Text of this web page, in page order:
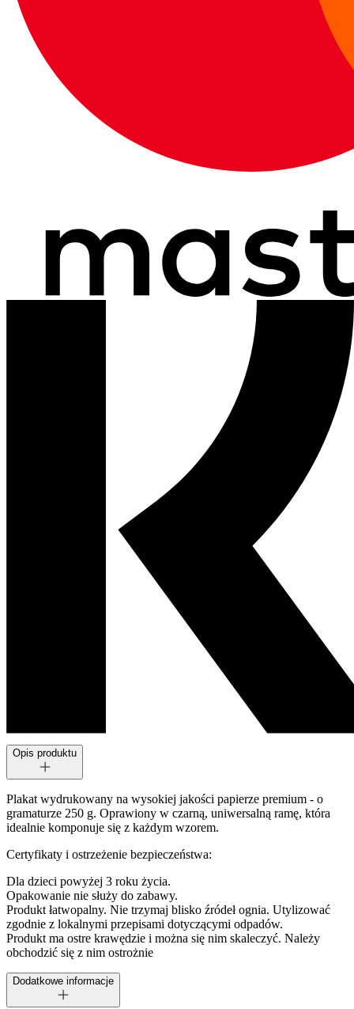
Opis produktu
Plakat wydrukowany na wysokiej jakości papierze premium - o
gramaturze 250 g. Oprawiony w czarną, uniwersalną ramę, która
idealnie komponuje się z każdym wzorem.
Certyfikaty i ostrzeżenie bezpieczeństwa:
Dla dzieci powyżej 3 roku życia.
Opakowanie nie służy do zabawy.
Produkt łatwopalny. Nie trzymaj blisko źródeł ognia. Utylizować
zgodnie z lokalnymi przepisami dotyczącymi odpadów.
Produkt ma ostre krawędzie i można się nim skaleczyć. Należy
obchodzić się z nim ostrożnie
Dodatkowe informacje